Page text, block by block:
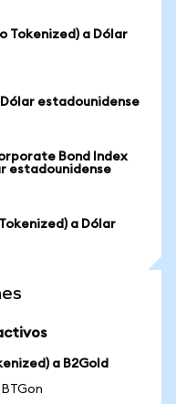
Tokenized) a Dólar
estadounidense
Bond Index
estadounidense
a Dólar
a B2Gold